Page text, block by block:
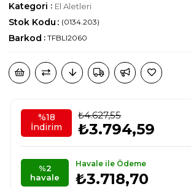
Kategori : El Aletleri
(0134.203)
Stok Kodu
Barkod : TFBLI2060
%18
İndirim
₺4.627,55
₺3.794,59
Havale ile Ödeme
₺3.718,70
%2
havale